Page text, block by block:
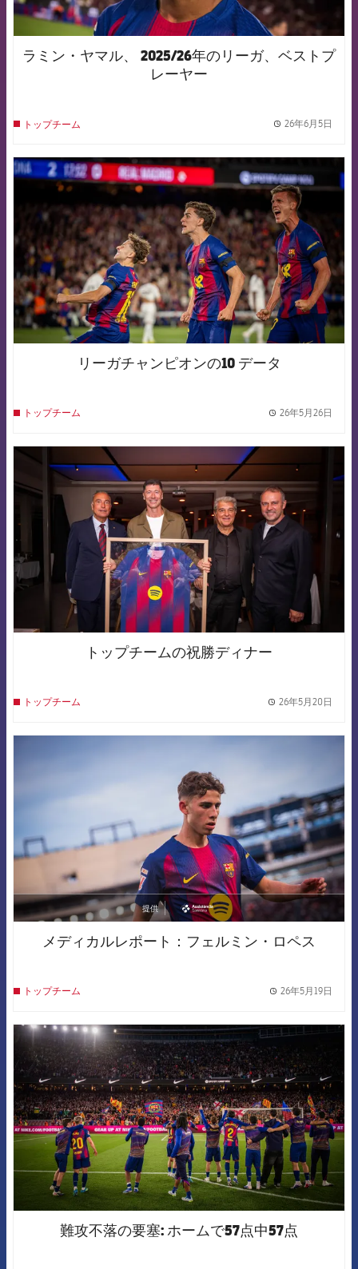
ラミン・ヤマル、 2025/26年のリーガ、ベストプ
レーヤー
トップチーム 26年6月5日
FCB Barcelona badge
リーガチャンピオンの10 データ
トップチーム 26年5月26日
FCB Barcelona badge
トップチームの祝勝ディナー
トップチーム 26年5月20日
提供
asistencia
メディカルレポート：フェルミン・ロペス
トップチーム 26年5月19日
FCB Barcelona badge
難攻不落の要塞: ホームで57点中57点